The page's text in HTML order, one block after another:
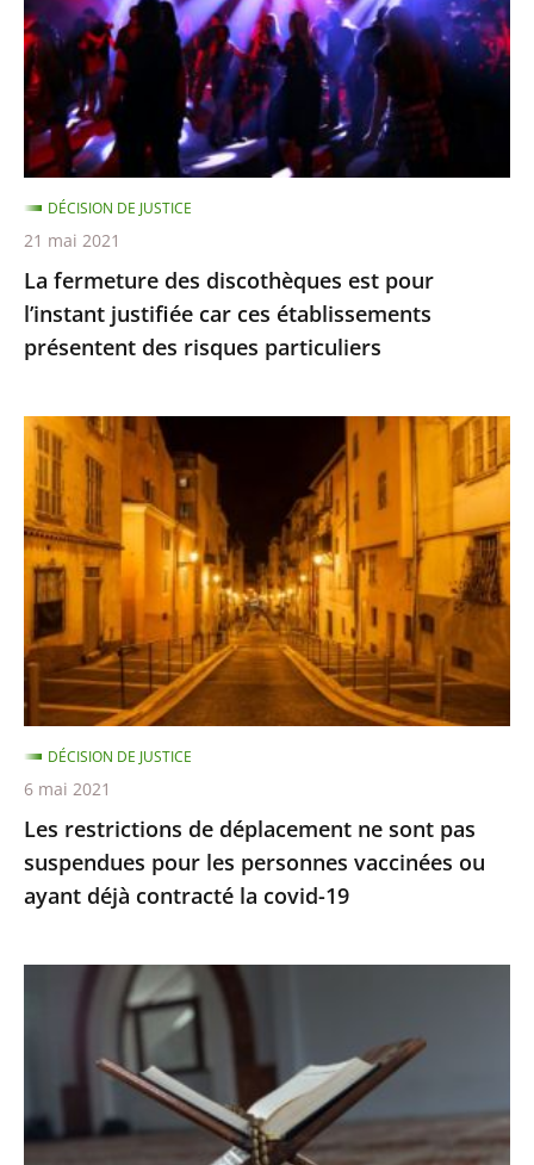
est
pour
l’instant
justifiée
car
ces
établissements
présentent
des
risques
particuliers
La fermeture des discothèques est pour
l’instant justifiée car ces établissements
présentent des risques particuliers
DÉCISION DE JUSTICE
21 mai 2021
Les
restrictions
de
déplacement
ne
sont
pas
suspendues
pour
les
personnes
vaccinées
ou
ayant
déjà
la
Les restrictions de déplacement ne sont pas
suspendues pour les personnes vaccinées ou
ayant déjà contracté la covid-19
DÉCISION DE JUSTICE
6 mai 2021
référés
rejette
la